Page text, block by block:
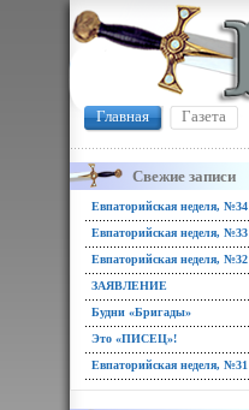
Главная Газета
Свежие записи
Евпаторийская неделя, №34
Евпаторийская неделя, №33
Евпаторийская неделя, №32
ЗАЯВЛЕНИЕ
Будни «Бригады»
Это «ПИСЕЦ»!
Евпаторийская неделя, №31